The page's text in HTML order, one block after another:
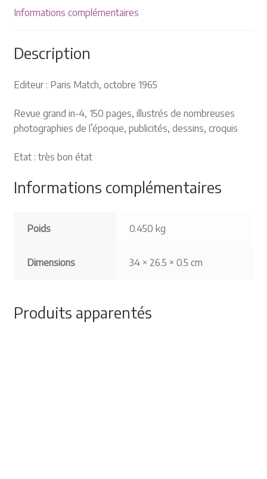
Nos prochaines manifestations
Informations complémentaires
Description
Editeur : Paris Match, octobre 1965
Revue grand in-4, 150 pages, illustrés de nombreuses
photographies de l’époque, publicités, dessins, croquis
Etat : très bon état
Informations complémentaires
Poids 0.450 kg
Dimensions 34 × 26.5 × 0.5 cm
Produits apparentés